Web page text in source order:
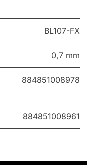
BL107-FX
0,7 mm
884851008978
884851008961